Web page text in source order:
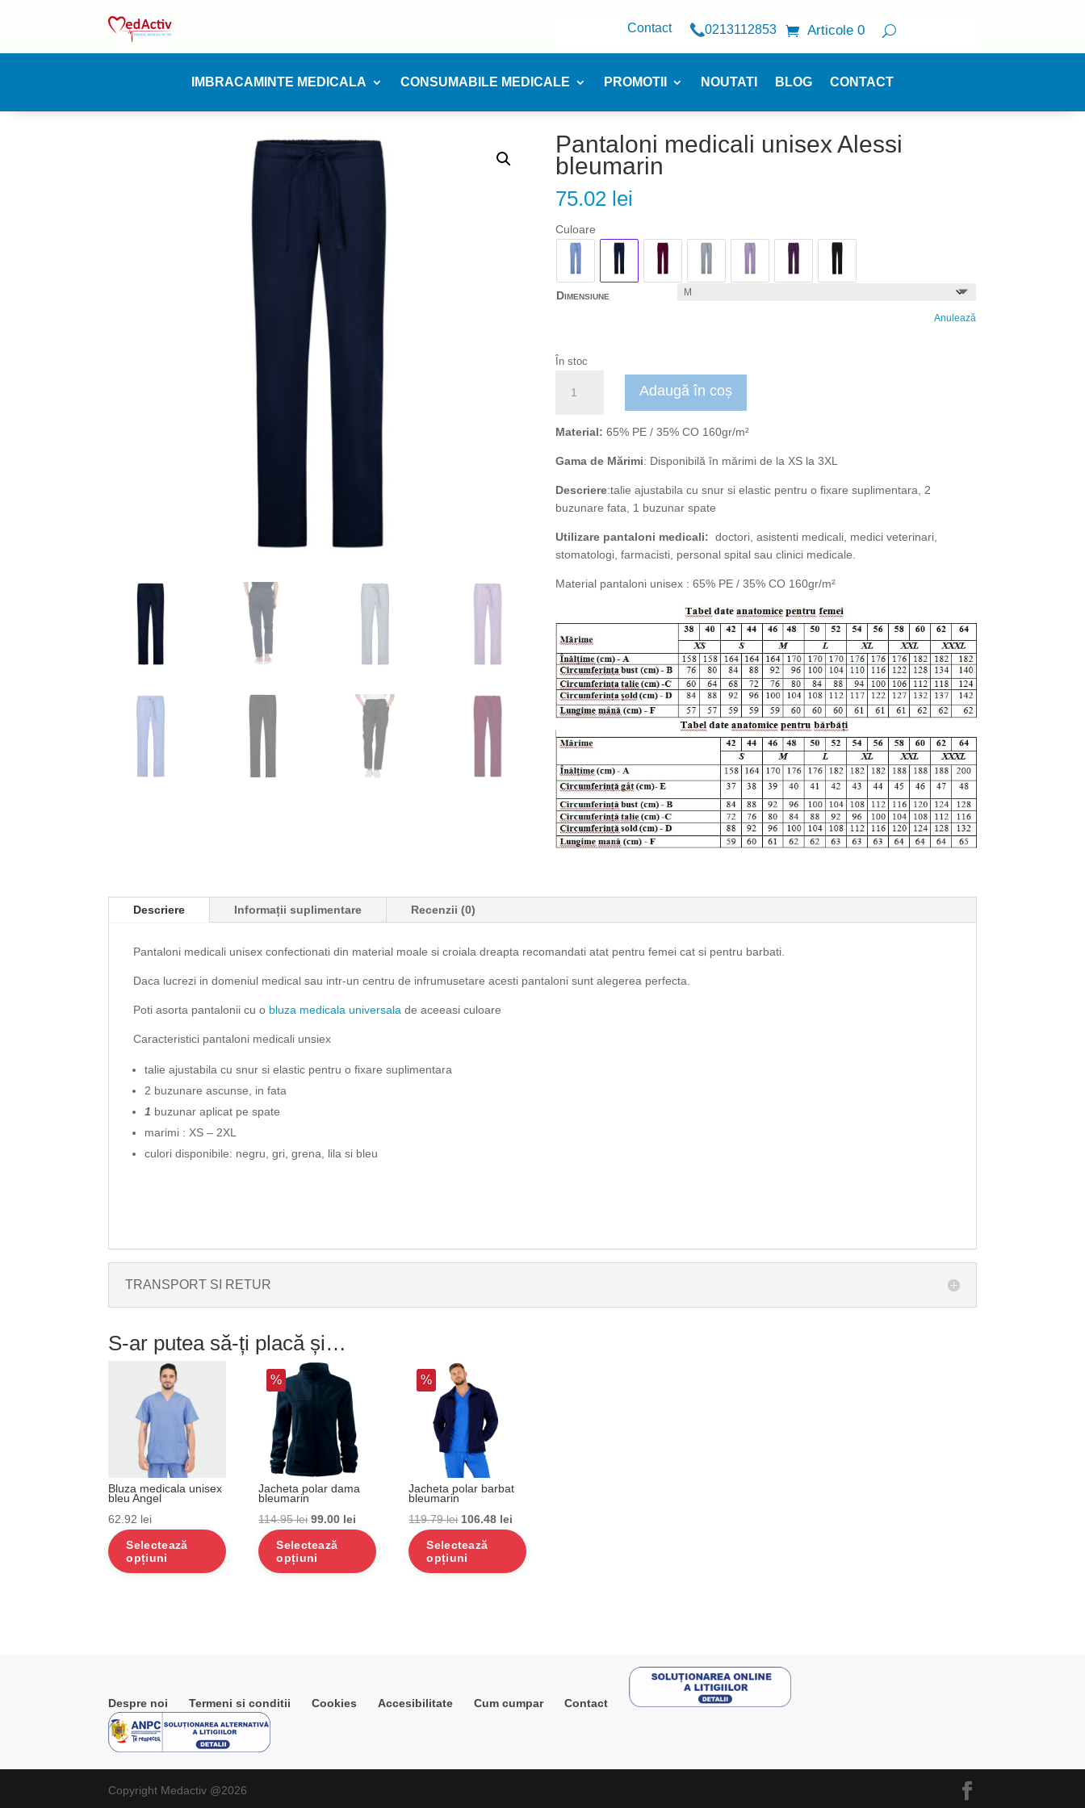
Contact 0213112853 Articole 0
IMBRACAMINTE MEDICALA CONSUMABILE MEDICALE PROMOTII NOUTATI BLOG CONTACT
Pantaloni medicali unisex Alessi
bleumarin
75.02 lei
Culoare
Dimensiune
Anulează
În stoc
Pantaloni
unisex
bleumarin
Adaugă în coș
Material: 65% PE / 35% CO 160gr/m²
Gama de Mărimi: Disponibilă în mărimi de la XS la 3XL
Descriere:talie ajustabila cu snur si elastic pentru o fixare suplimentara, 2
buzunare fata, 1 buzunar spate
Utilizare pantaloni medicali: doctori, asistenti medicali, medici veterinari,
stomatologi, farmacisti, personal spital sau clinici medicale.
Material pantaloni unisex : 65% PE / 35% CO 160gr/m²
Descriere Informații suplimentare Recenzii (0)
Pantaloni medicali unisex confectionati din material moale si croiala dreapta recomandati atat pentru femei cat si pentru barbati.
Daca lucrezi in domeniul medical sau intr-un centru de infrumusetare acesti pantaloni sunt alegerea perfecta.
Poti asorta pantalonii cu o bluza medicala universala de aceeasi culoare
Caracteristici pantaloni medicali unsiex
talie ajustabila cu snur si elastic pentru o fixare suplimentara
2 buzunare ascunse, in fata
1 buzunar aplicat pe spate
marimi : XS – 2XL
culori disponibile: negru, gri, grena, lila si bleu
TRANSPORT SI RETUR
S-ar putea să-ți placă și…
Bluza medicala unisex
bleu Angel
62.92 lei
Selectează
opțiuni
%
Jacheta polar dama
bleumarin
114.95lei Prețul
inițial
a
99.00 lei
curent
este:
Selectează
opțiuni
%
Jacheta polar barbat
bleumarin
119.79lei Prețul
inițial
a
106.48 lei
curent
este:
Selectează
opțiuni
Despre noi Termeni si conditii Cookies Accesibilitate Cum cumpar Contact
Copyright Medactiv @2026